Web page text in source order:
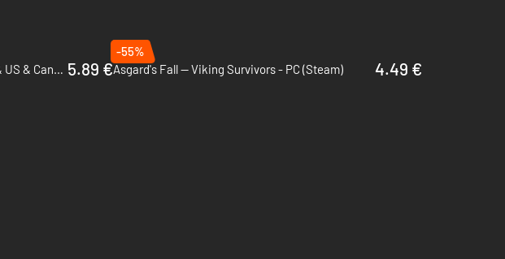
9 Kings - PC & Mac (Steam) - Europe & US & Canada 5.89 €
-55%
Asgard's Fall — Viking Survivors - PC (Steam)
4.49 €